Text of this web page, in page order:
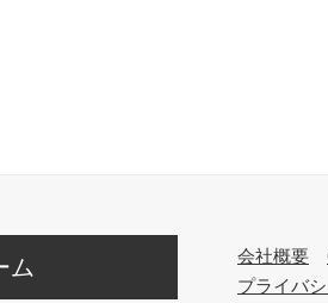
ム 会社概要
プライバ